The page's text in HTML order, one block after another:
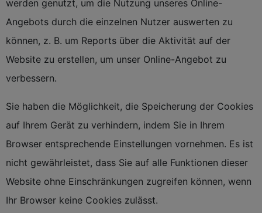
werden genutzt, um die Nutzung unseres Online-
Angebots durch die einzelnen Nutzer auswerten zu
können, z. B. um Reports über die Aktivität auf der
Website zu erstellen, um unser Online-Angebot zu
verbessern.
Sie haben die Möglichkeit, die Speicherung der Cookies
auf Ihrem Gerät zu verhindern, indem Sie in Ihrem
Browser entsprechende Einstellungen vornehmen. Es ist
nicht gewährleistet, dass Sie auf alle Funktionen dieser
Website ohne Einschränkungen zugreifen können, wenn
Ihr Browser keine Cookies zulässt.